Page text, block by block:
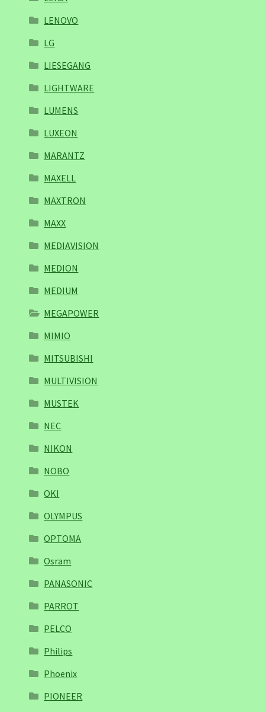
LENOVO
LG
LIESEGANG
LIGHTWARE
LUMENS
LUXEON
MARANTZ
MAXELL
MAXTRON
MAXX
MEDIAVISION
MEDION
MEDIUM
MEGAPOWER
MIMIO
MITSUBISHI
MULTIVISION
MUSTEK
NEC
NIKON
NOBO
OKI
OLYMPUS
OPTOMA
Osram
PANASONIC
PARROT
PELCO
Philips
Phoenix
PIONEER